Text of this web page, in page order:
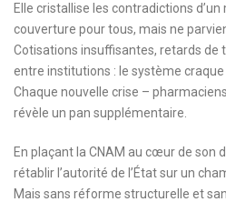
Elle cristallise les contradictions
couverture pour tous, mais ne
Cotisations insuffisantes, retards de
entre institutions : le système
Chaque nouvelle crise –
révèle un pan supplémentaire.
En plaçant la CNAM au cœur de son
rétablir l’autorité de l’État sur un
Mais sans réforme structurelle et